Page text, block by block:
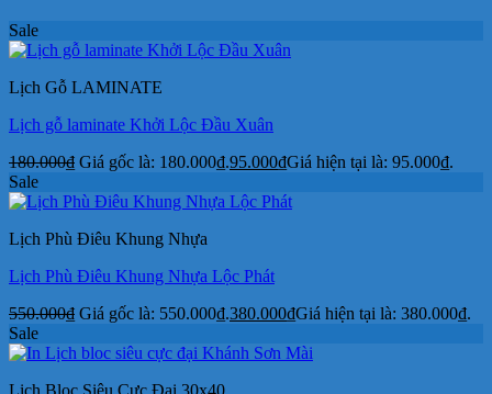
Sale
Lịch Gỗ LAMINATE
Lịch gỗ laminate Khởi Lộc Đầu Xuân
180.000₫ Giá gốc là: 180.000₫.95.000₫Giá hiện tại là: 95.000₫.
Sale
Lịch Phù Điêu Khung Nhựa
Lịch Phù Điêu Khung Nhựa Lộc Phát
550.000₫ Giá gốc là: 550.000₫.380.000₫Giá hiện tại là: 380.000₫.
Sale